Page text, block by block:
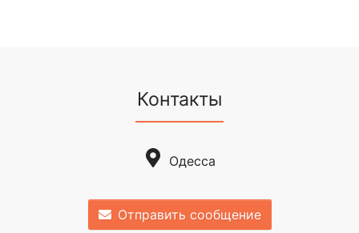
Контакты
Одесса
Отправить сообщение